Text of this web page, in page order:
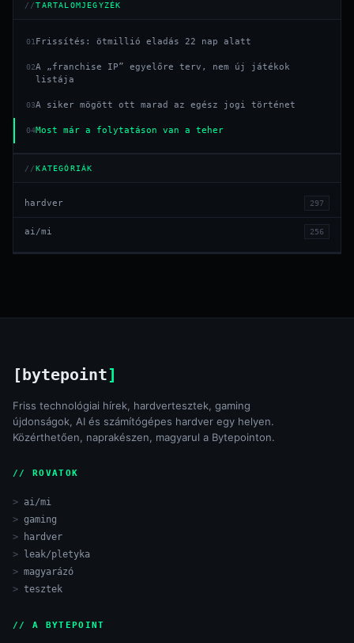
TARTALOMJEGYZÉK
01Frissítés: ötmillió eladás 22 nap alatt
02A „franchise IP” egyelőre terv, nem új játékok
listája
03A siker mögött ott marad az egész jogi történet
04Most már a folytatáson van a teher
KATEGÓRIÁK
hardver 297
ai/mi 256
[bytepoint]
Friss technológiai hírek, hardvertesztek, gaming
újdonságok, AI és számítógépes hardver egy helyen.
Közérthetően, naprakészen, magyarul a Bytepointon.
// ROVATOK
ai/mi
gaming
hardver
leak/pletyka
magyarázó
tesztek
// A BYTEPOINT